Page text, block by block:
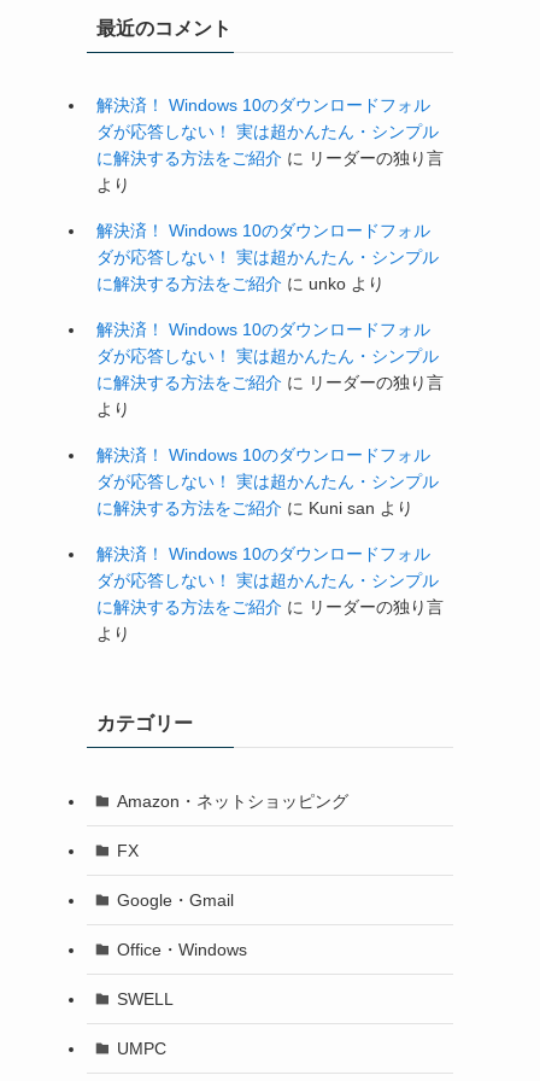
最近のコメント
解決済！ Windows 10のダウンロードフォル
ダが応答しない！ 実は超かんたん・シンプル
に解決する方法をご紹介 に リーダーの独り言
より
解決済！ Windows 10のダウンロードフォル
ダが応答しない！ 実は超かんたん・シンプル
に解決する方法をご紹介 に unko より
解決済！ Windows 10のダウンロードフォル
ダが応答しない！ 実は超かんたん・シンプル
に解決する方法をご紹介 に リーダーの独り言
より
解決済！ Windows 10のダウンロードフォル
ダが応答しない！ 実は超かんたん・シンプル
に解決する方法をご紹介 に Kuni san より
解決済！ Windows 10のダウンロードフォル
ダが応答しない！ 実は超かんたん・シンプル
に解決する方法をご紹介 に リーダーの独り言
より
カテゴリー
Amazon・ネットショッピング
FX
Google・Gmail
Office・Windows
SWELL
UMPC